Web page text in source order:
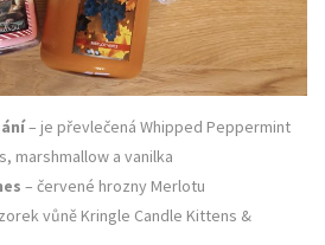
– je převlečená Whipped Peppermint
marshmallow a vanilka
– červené hrozny Merlotu
vůně Kringle Candle Kittens &